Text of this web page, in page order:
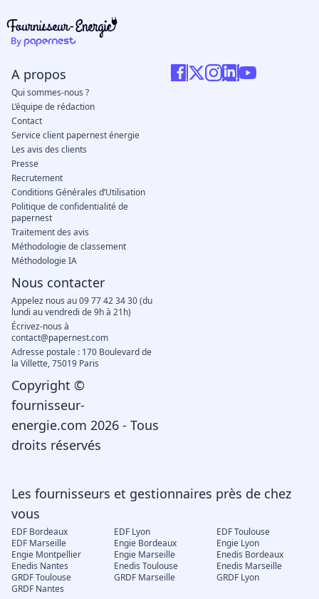
Les fournisseurs et gestionnaires près de chez
vous
EDF Bordeaux EDF Lyon
EDF Toulouse
EDF Marseille
Engie Bordeaux
Engie Lyon
Engie Montpellier
Engie Marseille
Enedis Bordeaux
Enedis Nantes
Enedis Toulouse
Enedis Marseille
GRDF Toulouse
GRDF Marseille
GRDF Lyon
GRDF Nantes
A propos
Qui sommes-nous ?
L’équipe de rédaction
Contact
Service client papernest énergie
Les avis des clients
Presse
Recrutement
Conditions Générales d’Utilisation
Politique de confidentialité de
papernest
Traitement des avis
Méthodologie de classement
Méthodologie IA
Nous contacter
Appelez nous au 09 77 42 34 30 (du
lundi au vendredi de 9h à 21h)
Écrivez-nous à
contact@papernest.com
Adresse postale : 170 Boulevard de
la Villette, 75019 Paris
Copyright ©
fournisseur-
energie.com 2026 - Tous
droits réservés